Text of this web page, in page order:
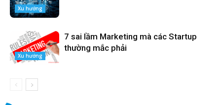
Xu hướng
Xu hướng
7 sai lầm Marketing mà các Startup
thường mắc phải